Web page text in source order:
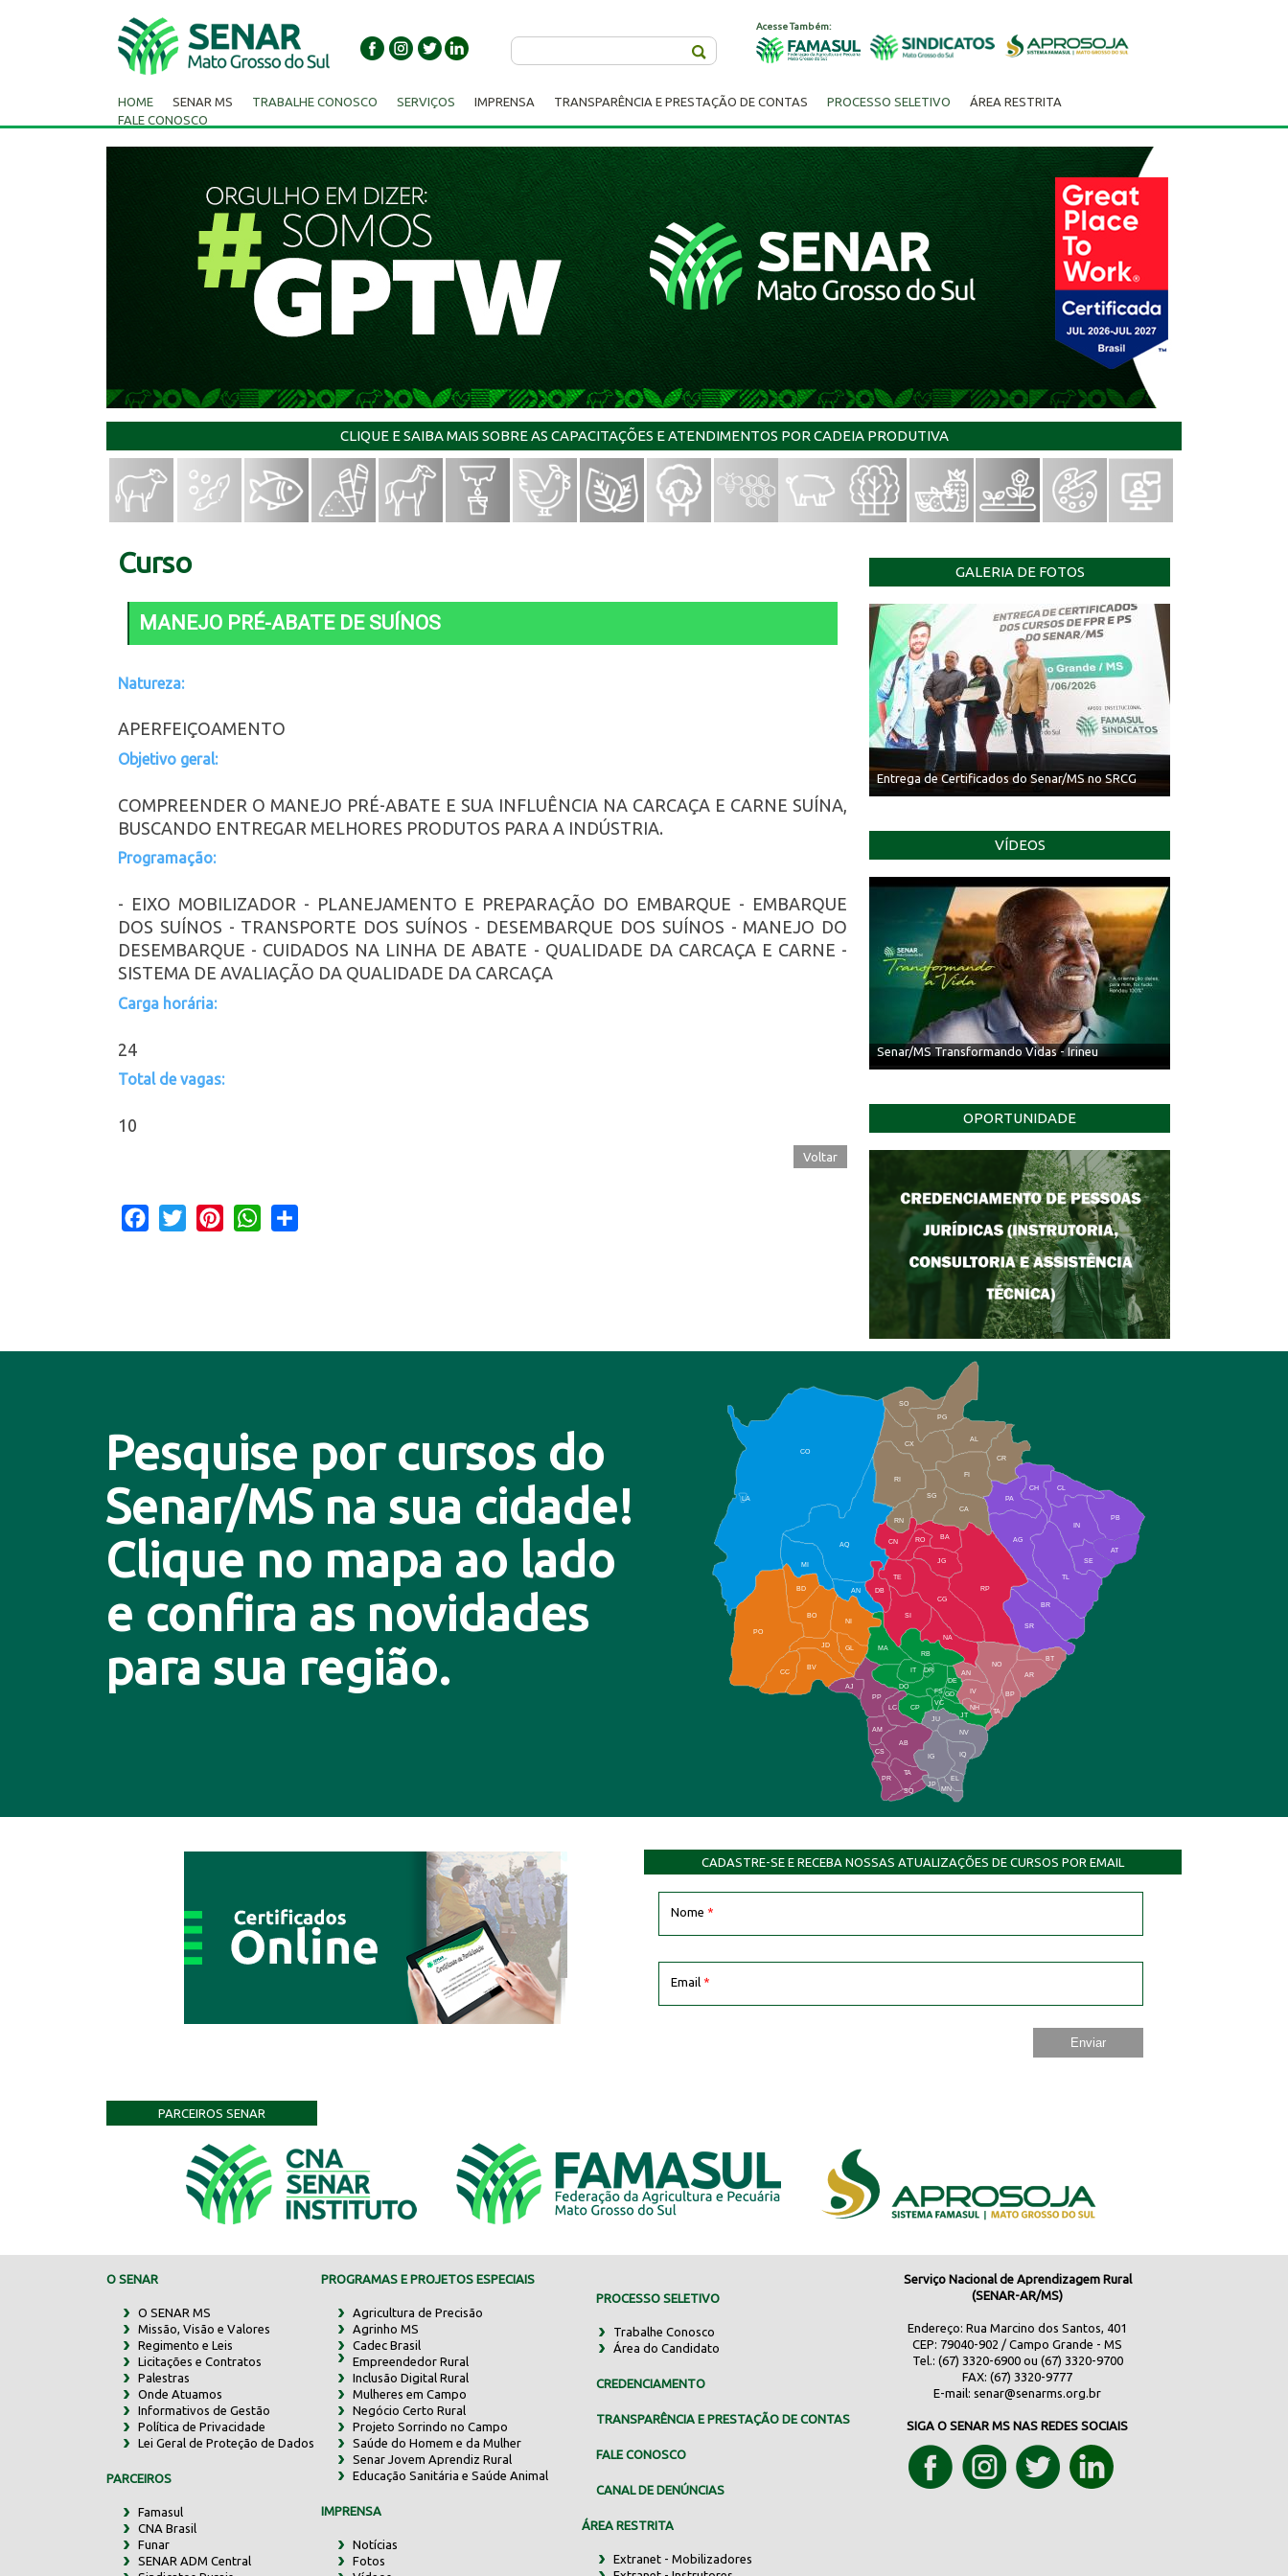
Acesse Também:
HOME SENAR MS TRABALHE CONOSCO SERVIÇOS IMPRENSA TRANSPARÊNCIA E PRESTAÇÃO DE CONTAS PROCESSO SELETIVO
ÁREA RESTRITA
FALE CONOSCO
CLIQUE E SAIBA MAIS SOBRE AS CAPACITAÇÕES E ATENDIMENTOS POR CADEIA PRODUTIVA
GALERIA DE FOTOS
Entrega de Certificados do Senar/MS no SRCG
VÍDEOS
Senar/MS Transformando Vidas - Irineu
OPORTUNIDADE
Curso
MANEJO PRÉ-ABATE DE SUÍNOS
Natureza:
APERFEIÇOAMENTO
Objetivo geral:
COMPREENDER O MANEJO PRÉ-ABATE E SUA INFLUÊNCIA NA CARCAÇA E CARNE SUÍNA,
BUSCANDO ENTREGAR MELHORES PRODUTOS PARA A INDÚSTRIA.
Programação:
- EIXO MOBILIZADOR - PLANEJAMENTO E PREPARAÇÃO DO EMBARQUE - EMBARQUE
DOS SUÍNOS - TRANSPORTE DOS SUÍNOS - DESEMBARQUE DOS SUÍNOS - MANEJO DO
DESEMBARQUE - CUIDADOS NA LINHA DE ABATE - QUALIDADE DA CARCAÇA E CARNE -
SISTEMA DE AVALIAÇÃO DA QUALIDADE DA CARCAÇA
Carga horária:
24
Total de vagas:
10
Voltar
Facebook
Twitter PinterestWhatsApp
Pesquise por cursos do
Senar/MS na sua cidade!
Clique no mapa ao lado
e confira as novidades
para sua região.
CO
AQ
MI
AN
CX
RI
AL
CR
FI
SG
BA
CA
PA
CH CL
PB
SE
TL
AG
BR
SR
BT
AR
RP
RO
JG
CG
SI
NA
TA
NH
JT
RB
MA
IT
DR
DO
CP
JU
NV
IQ
EL
BD
BO
NI
JD
PO
BV
CC
PP
AJ
LC
AM
AB
JP
DB
TE
CS
PR
TA
SQ
IG
MN
IN
NO
BP
RN
CN
GL
AN
IV
FS
VC
GD
DE
AT
PG
SO
LA
CADASTRE-SE E RECEBA NOSSAS ATUALIZAÇÕES DE CURSOS POR EMAIL
Nome *
Email *
PARCEIROS SENAR
O SENAR
O SENAR MS
Missão, Visão e Valores
Regimento e Leis
Licitações e Contratos
Palestras
Onde Atuamos
Informativos de Gestão
Política de Privacidade
Lei Geral de Proteção de Dados
PARCEIROS
Famasul
CNA Brasil
Funar
SENAR ADM Central
PROGRAMAS E PROJETOS ESPECIAIS
Agricultura de Precisão
Agrinho MS
Cadec Brasil
Empreendedor Rural
Inclusão Digital Rural
Mulheres em Campo
Negócio Certo Rural
Projeto Sorrindo no Campo
Saúde do Homem e da Mulher
Senar Jovem Aprendiz Rural
Educação Sanitária e Saúde Animal
IMPRENSA
Notícias
Fotos
PROCESSO SELETIVO
Trabalhe Conosco
Área do Candidato
CREDENCIAMENTO
TRANSPARÊNCIA E PRESTAÇÃO DE CONTAS
FALE CONOSCO
CANAL DE DENÚNCIAS
ÁREA RESTRITA
Extranet - Mobilizadores
Serviço Nacional de Aprendizagem Rural
(SENAR-AR/MS)
Endereço: Rua Marcino dos Santos, 401
CEP: 79040-902 / Campo Grande - MS
Tel.: (67) 3320-6900 ou (67) 3320-9700
FAX: (67) 3320-9777
E-mail:senar@senarms.org.br
SIGA O SENAR MS NAS REDES SOCIAIS